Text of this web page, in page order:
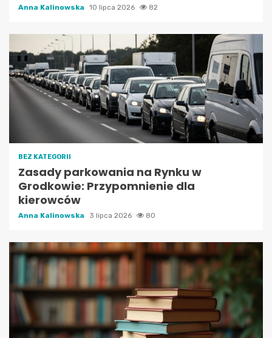
Anna Kalinowska 10 lipca 2026 82
BEZ KATEGORII
Zasady parkowania na Rynku w
Grodkowie: Przypomnienie dla
kierowców
Anna Kalinowska 3 lipca 2026 80